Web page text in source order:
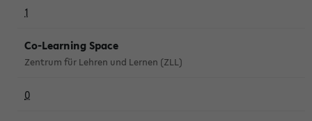
1
Co-Learning Space
Zentrum für Lehren und Lernen (ZLL)
0